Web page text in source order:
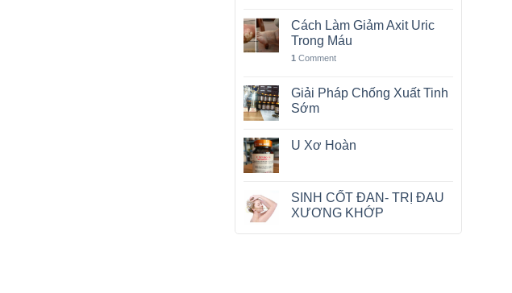
Cách Làm Giảm Axit Uric
Trong Máu
1 Comment
Giải Pháp Chống Xuất Tinh
Sớm
U Xơ Hoàn
SINH CỐT ĐAN- TRỊ ĐAU
XƯƠNG KHỚP